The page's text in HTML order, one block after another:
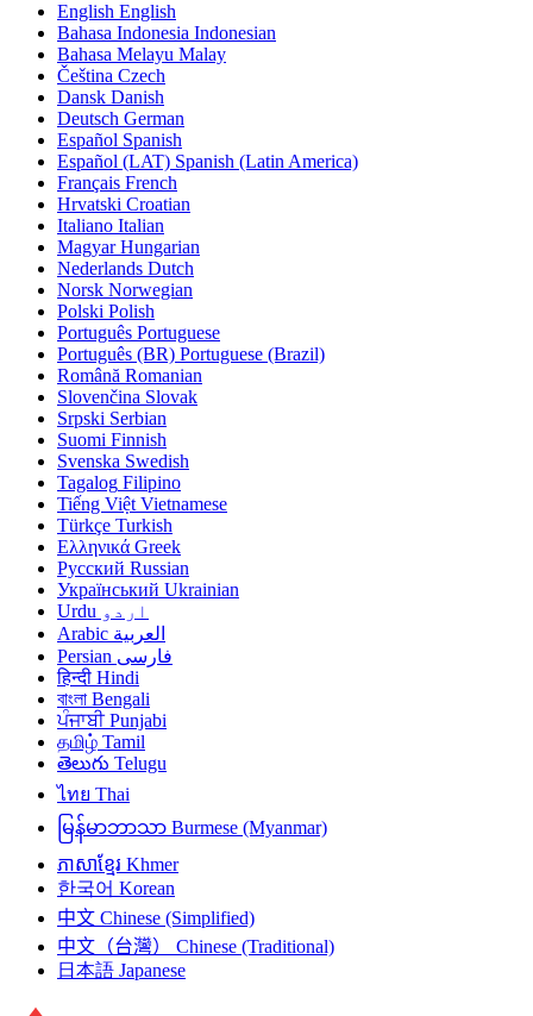
English English
Bahasa Indonesia Indonesian
Bahasa Melayu Malay
Čeština Czech
Dansk Danish
Deutsch German
Español Spanish
Español (LAT) Spanish (Latin America)
Français French
Hrvatski Croatian
Italiano Italian
Magyar Hungarian
Nederlands Dutch
Norsk Norwegian
Polski Polish
Português Portuguese
Português (BR) Portuguese (Brazil)
Română Romanian
Slovenčina Slovak
Srpski Serbian
Suomi Finnish
Svenska Swedish
Tagalog Filipino
Tiếng Việt Vietnamese
Türkçe Turkish
Ελληνικά Greek
Русский Russian
Український Ukrainian
اردو Urdu
العربية Arabic
فارسی Persian
हिन्दी Hindi
বাংলা Bengali
ਪੰਜਾਬੀ Punjabi
தமிழ் Tamil
తెలుగు Telugu
ไทย Thai
မြန်မာဘာသာ Burmese (Myanmar)
ភាសាខ្មែរ Khmer
한국어 Korean
中文 Chinese (Simplified)
中文（台灣）
Chinese (Traditional)
日本語 Japanese